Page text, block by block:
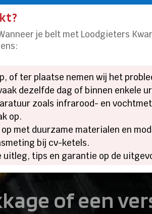
je belt met Loodgieters
of ter plaatse nemen wij het
dezelfde dag of binnen enkele
zoals infrarood- en
op.
met duurzame materialen en
bij cv-ketels.
uitleg, tips en garantie op de
of een